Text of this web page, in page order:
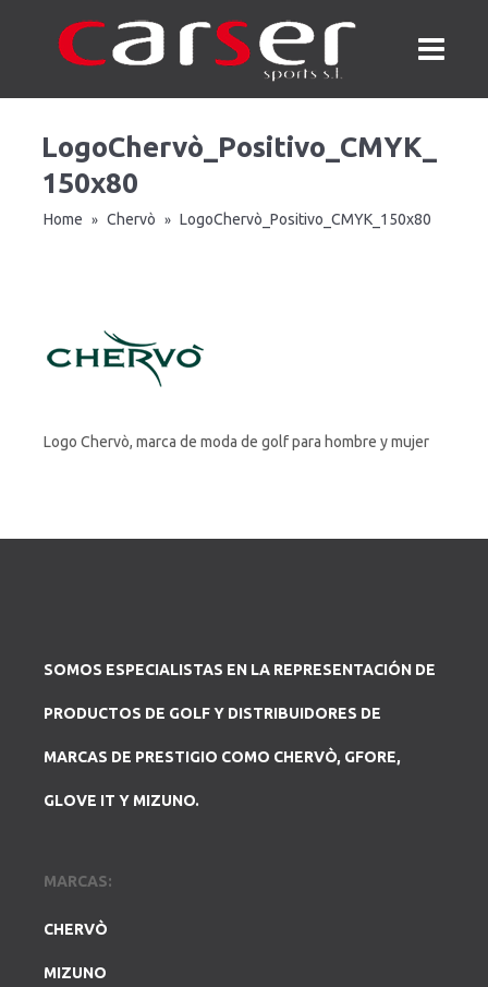
LogoChervò_Positivo_CMYK_
150x80
Home » Chervò » LogoChervò_Positivo_CMYK_150x80
Logo Chervò, marca de moda de golf para hombre y mujer
SOMOS ESPECIALISTAS EN LA REPRESENTACIÓN DE
PRODUCTOS DE GOLF Y DISTRIBUIDORES DE
MARCAS DE PRESTIGIO COMO CHERVÒ, GFORE,
GLOVE IT Y MIZUNO.
MARCAS:
CHERVÒ
MIZUNO